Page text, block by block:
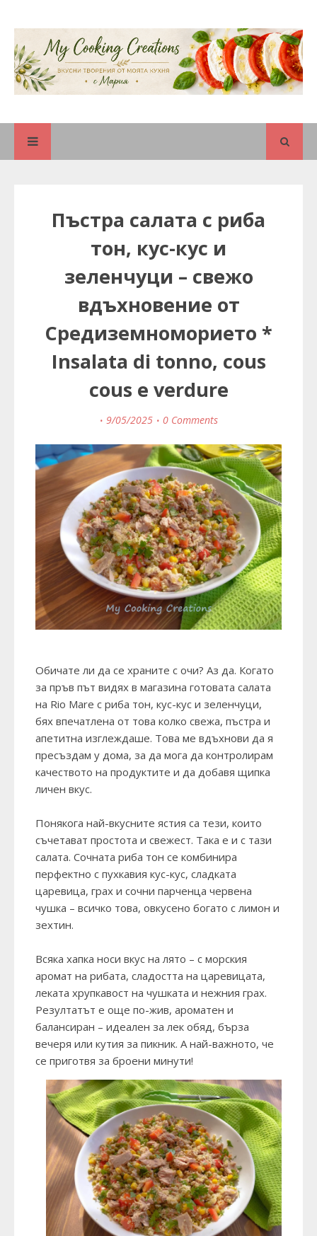
Пъстра салата с риба
тон, кус-кус и
зеленчуци – свежо
вдъхновение от
Средиземноморието *
Insalata di tonno, cous
cous e verdure
9/05/2025 0 Comments
Обичате ли да се храните с очи? Аз да. Когато
за пръв път видях в магазина готовата салата
на Rio Mare с риба тон, кус-кус и зеленчуци,
бях впечатлена от това колко свежа, пъстра и
апетитна изглеждаше. Това ме вдъхнови да я
пресъздам у дома, за да мога да контролирам
качеството на продуктите и да добавя щипка
личен вкус.
Понякога най-вкусните ястия са тези, които
съчетават простота и свежест. Така е и с тази
салата. Сочната риба тон се комбинира
перфектно с пухкавия кус-кус, сладката
царевица, грах и сочни парченца червена
чушка – всичко това, овкусено богато с лимон и
зехтин.
Всяка хапка носи вкус на лято – с морския
аромат на рибата, сладостта на царевицата,
леката хрупкавост на чушката и нежния грах.
Резултатът е още по-жив, ароматен и
балансиран – идеален за лек обяд, бърза
вечеря или кутия за пикник. А най-важното, че
се приготвя за броени минути!